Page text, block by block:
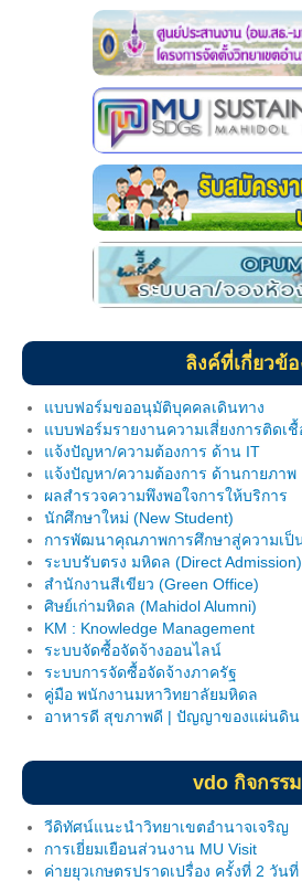
หน่วยประสานงานวิจัย
ศูนย์เครือข่าย (อพ.สธ.- มหิดล)
คู่มืองานวิจัย
เอกสารอบรม
ฐานข้อมูลงานวิจัย
ผลงานวิจัยตีพิมพ์
ผลงานโครงการวิจัย
ประกาศ
link
แบบฟอร์ม MOU
แบบฟอร์ม MTA
วิทยทรัพยากร
คู่มือความปลอดภัยในห้องปฏิบัติการ
ประกาศ
Download แบบฟอร์ม
ผลงานวิจัยในพื้นที่
บริการวิชาการ
ฐานข้อมูลบริการวิชาการ
ลิงค์ที่เกี่ยวข้อ
แบบฟอร์มขออนุมัติบุคคลเดินทาง
แบบฟอร์มรายงานความเสี่ยงการติดเ
แจ้งปัญหา/ความต้องการ ด้าน IT
แจ้งปัญหา/ความต้องการ ด้านกายภาพ
ผลสำรวจความพึงพอใจการให้บริการ
นักศึกษาใหม่ (New Student)
การพัฒนาคุณภาพการศึกษาสู่ความเป็น
ระบบรับตรง มหิดล (Direct Admission)
สำนักงานสีเขียว (Green Office)
ศิษย์เก่ามหิดล (Mahidol Alumni)
KM : Knowledge Management
ระบบจัดซื้อจัดจ้างออนไลน์
ระบบการจัดซื้อจัดจ้างภาครัฐ
คู่มือ พนักงานมหาวิทยาลัยมหิดล
อาหารดี สุขภาพดี | ปัญญาของแผ่นดิน
vdo กิจกรรม
วีดิทัศน์แนะนำวิทยาเขตอำนาจเจริญ
การเยี่ยมเยือนส่วนงาน MU Visit
ค่ายยุวเกษตรปราดเปรื่อง ครั้งที่ 2 วันที่